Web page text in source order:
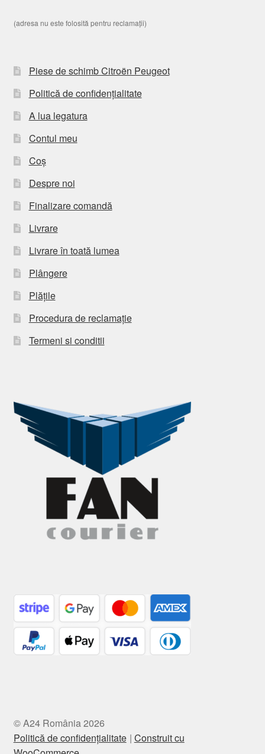
(adresa nu este folosită pentru reclamații)
Piese de schimb Citroën Peugeot
Politică de confidențialitate
A lua legatura
Contul meu
Coș
Despre noi
Finalizare comandă
Livrare
Livrare în toată lumea
Plângere
Plățile
Procedura de reclamație
Termeni si conditii
© A24 România 2026
Politică de confidențialitate Construit cu